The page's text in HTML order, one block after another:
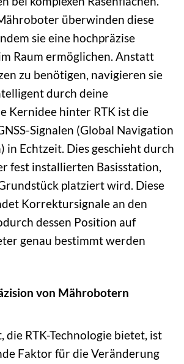
überwinden diese
sie eine hochpräzise
Raum ermöglichen. Anstatt
zu benötigen, navigieren sie
durch deine
Kernidee hinter RTK ist die
Signalen (Global Navigation
in Echtzeit. Dies geschieht durch
fest installierten Basisstation,
platziert wird. Diese
Korrektursignale an den
dessen Position auf
genau bestimmt werden
von Mährobotern
die RTK-Technologie bietet, ist
Faktor für die Veränderung